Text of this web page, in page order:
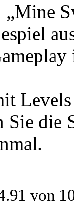
Sie die
von